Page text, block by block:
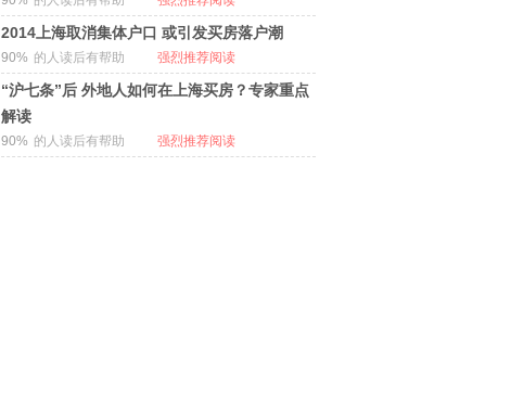
2014上海取消集体户口 或引发买房落户潮
90% 的人读后有帮助 强烈推荐阅读
“沪七条”后 外地人如何在上海买房？专家重点
解读
90% 的人读后有帮助 强烈推荐阅读